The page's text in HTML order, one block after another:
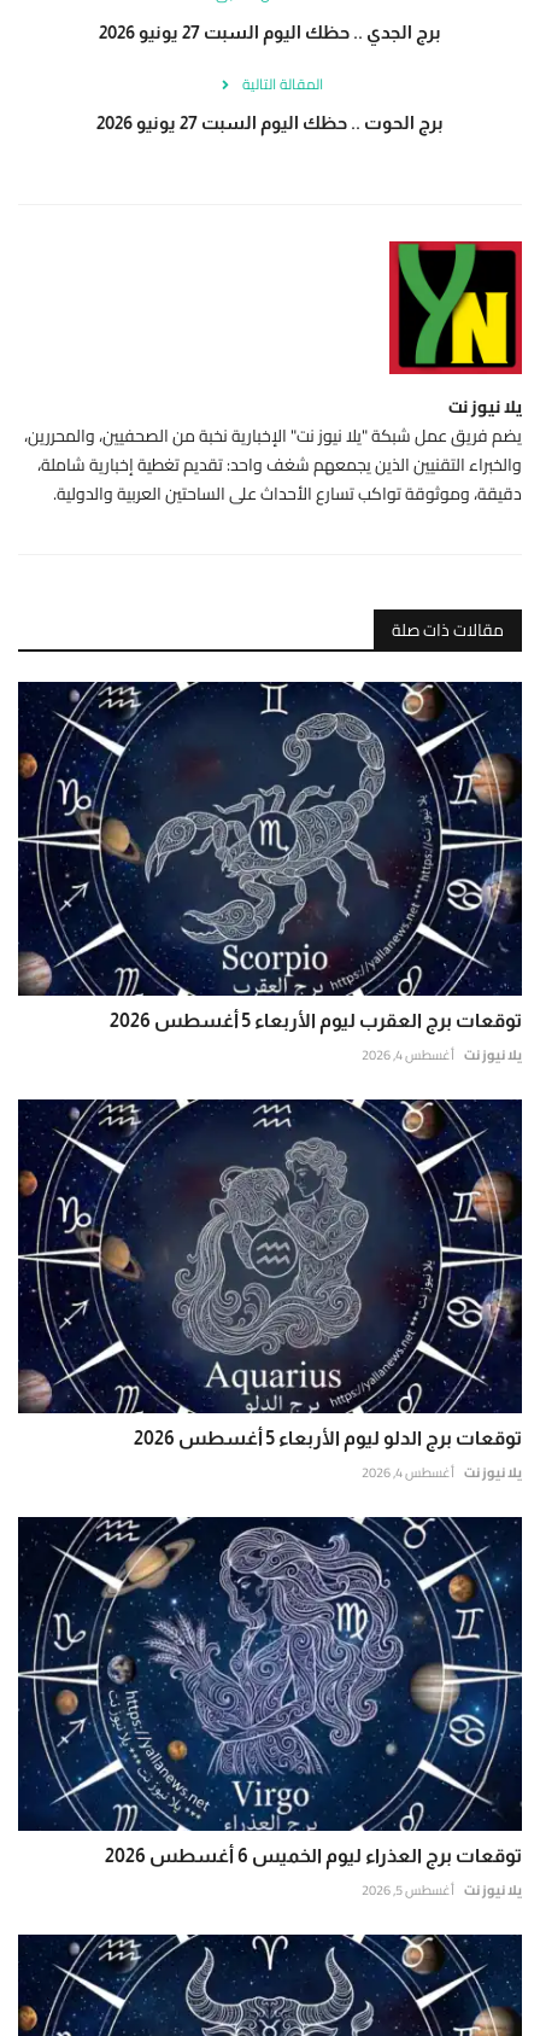
برج الجدي .. حظك اليوم السبت 27 يونيو 2026
المقالة التالية
برج الحوت .. حظك اليوم السبت 27 يونيو 2026
يلا نيوز نت
يضم فريق عمل شبكة "يلا نيوز نت" الإخبارية نخبة من الصحفيين، والمحررين،
والخبراء التقنيين الذين يجمعهم شغف واحد: تقديم تغطية إخبارية شاملة،
دقيقة، وموثوقة تواكب تسارع الأحداث على الساحتين العربية والدولية.
مقالات ذات صلة
توقعات برج العقرب ليوم الأربعاء 5 أغسطس 2026
يلا نيوز نت أغسطس 4, 2026
توقعات برج الدلو ليوم الأربعاء 5 أغسطس 2026
يلا نيوز نت أغسطس 4, 2026
توقعات برج العذراء ليوم الخميس 6 أغسطس 2026
يلا نيوز نت أغسطس 5, 2026